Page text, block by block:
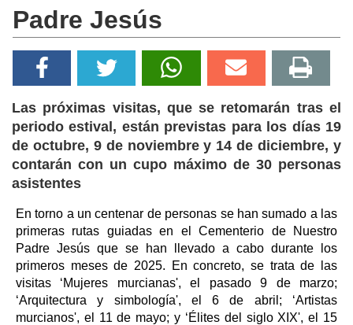
Padre Jesús
Las próximas visitas, que se retomarán tras el
periodo estival, están previstas para los días 19
de octubre, 9 de noviembre y 14 de diciembre, y
contarán con un cupo máximo de 30 personas
asistentes
En torno a un centenar de personas se han sumado a las
primeras rutas guiadas en el Cementerio de Nuestro
Padre Jesús que se han llevado a cabo durante los
primeros meses de 2025. En concreto, se trata de las
visitas ‘Mujeres murcianas', el pasado 9 de marzo;
‘Arquitectura y simbología', el 6 de abril; ‘Artistas
murcianos', el 11 de mayo; y ‘Élites del siglo XIX', el 15